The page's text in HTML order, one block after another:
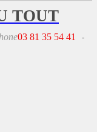
TOUT
03 81 35 54 41
-